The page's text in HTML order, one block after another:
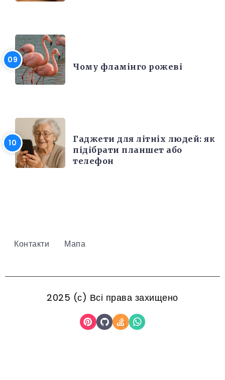
Чому фламінго рожеві
Гаджети для літніх людей: як
підібрати планшет або
телефон
Контакти Мапа
2025 (с) Всі права захищено